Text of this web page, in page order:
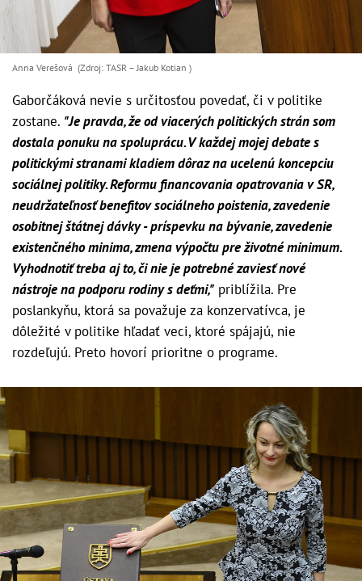
Anna Verešová (Zdroj: TASR – Jakub Kotian )
Gaborčáková nevie s určitosťou povedať, či v politike
zostane. "Je pravda, že od viacerých politických strán som
dostala ponuku na spoluprácu. V každej mojej debate s
politickými stranami kladiem dôraz na ucelenú koncepciu
sociálnej politiky. Reformu financovania opatrovania v SR,
neudržateľnosť benefitov sociálneho poistenia, zavedenie
osobitnej štátnej dávky - príspevku na bývanie, zavedenie
existenčného minima, zmena výpočtu pre životné minimum.
Vyhodnotiť treba aj to, či nie je potrebné zaviesť nové
nástroje na podporu rodiny s deťmi," priblížila. Pre
poslankyňu, ktorá sa považuje za konzervatívca, je
dôležité v politike hľadať veci, ktoré spájajú, nie
rozdeľujú. Preto hovorí prioritne o programe.